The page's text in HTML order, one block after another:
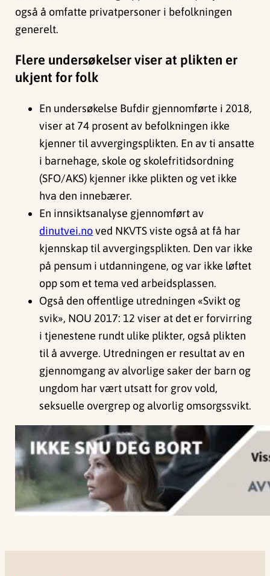
også å omfatte privatpersoner i befolkningen
generelt.
Flere undersøkelser viser at plikten er
ukjent for folk
En undersøkelse Bufdir gjennomførte i 2018,
viser at 74 prosent av befolkningen ikke
kjenner til avvergingsplikten. En av ti ansatte
i barnehage, skole og skolefritidsordning
(SFO/AKS) kjenner ikke plikten og vet ikke
hva den innebærer.
En innsiktsanalyse gjennomført av
dinutvei.noved NKVTS viste også at få har
kjennskap til avvergingsplikten. Den var ikke
på pensum i utdanningene, og var ikke løftet
opp som et tema ved arbeidsplassen.
Også den offentlige utredningen «Svikt og
svik», NOU 2017: 12 viser at det er forvirring
i tjenestene rundt ulike plikter, også plikten
til å avverge. Utredningen er resultat av en
gjennomgang av alvorlige saker der barn og
ungdom har vært utsatt for grov vold,
seksuelle overgrep og alvorlig omsorgssvikt.